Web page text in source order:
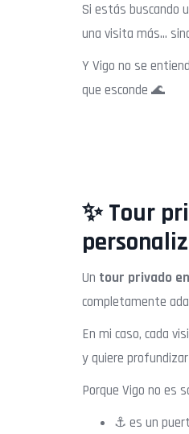
Si estás buscando
una visita más…
Y Vigo no se
que esconde 🌊
✨ Tour
Un tour privado
completamente
En mi caso, cada
y quiere
Porque Vigo no es
⚓ es un